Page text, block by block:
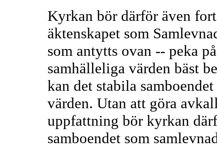
Kyrkan bör därför även
äktenskapet som
som antytts ovan -- peka
samhälleliga värden bäst
kan det stabila
värden. Utan att göra
uppfattning bör kyrkan
samboendet som